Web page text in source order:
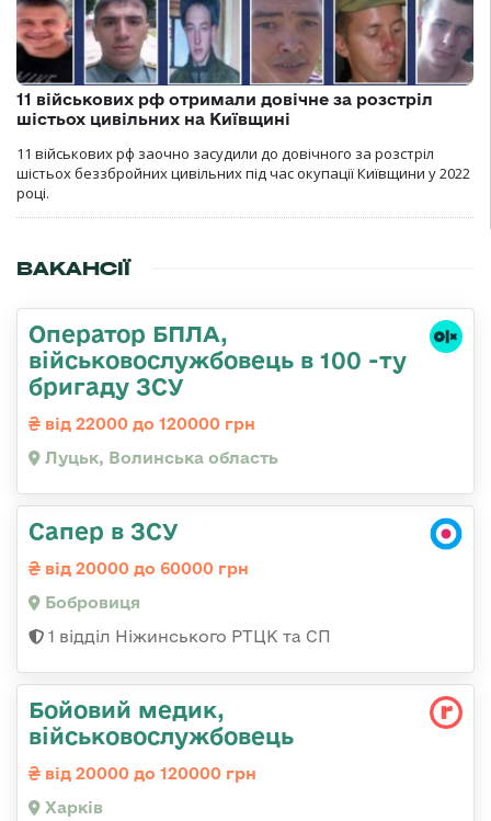
11 військових рф отримали довічне за розстріл
шістьох цивільних на Київщині
11 військових рф заочно засудили до довічного за розстріл
шістьох беззбройних цивільних під час окупації Київщини у 2022
році.
ВАКАНСІЇ
Оператор БПЛА,
військовослужбовець в 100 -ту
бригаду ЗСУ
від 22000 до 120000 грн
Луцьк, Волинська область
Сапер в ЗСУ
від 20000 до 60000 грн
Бобровиця
1 відділ Ніжинського РТЦК та СП
Бойовий медик,
військовослужбовець
від 20000 до 120000 грн
Харків